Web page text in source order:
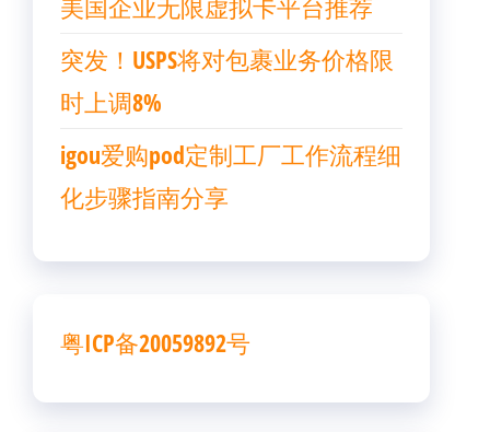
美国企业无限虚拟卡平台推荐
突发！USPS将对包裹业务价格限
时上调8%
igou爱购pod定制工厂工作流程细
化步骤指南分享
粤ICP备20059892号